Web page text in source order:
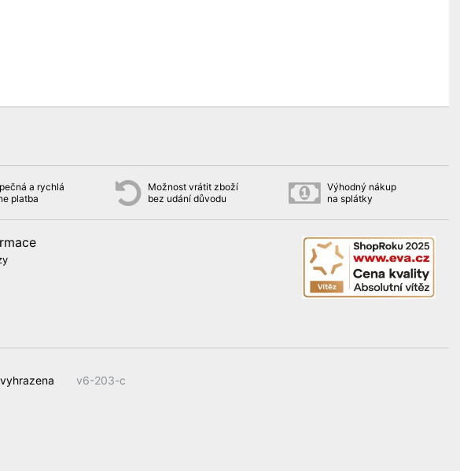
a rychlá
platba
Možnost vrátit zboží
bez udání důvodu
Výhodný nákup
na splátky
v6-203-c